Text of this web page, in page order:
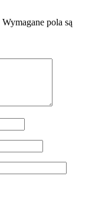
Wymagane pola są